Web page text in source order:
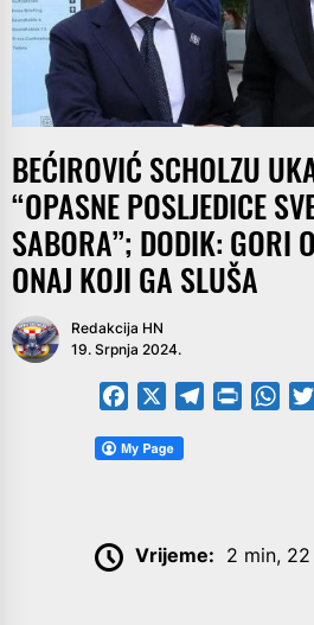
BEĆIROVIĆ SCHOLZU
“OPASNE POSLJEDICE
SABORA”; DODIK: GORI
ONAJ KOJI GA SLUŠA
Redakcija HN
19. Srpnja 2024.
Facebook Telegram
Vrijeme: 2 min, 22